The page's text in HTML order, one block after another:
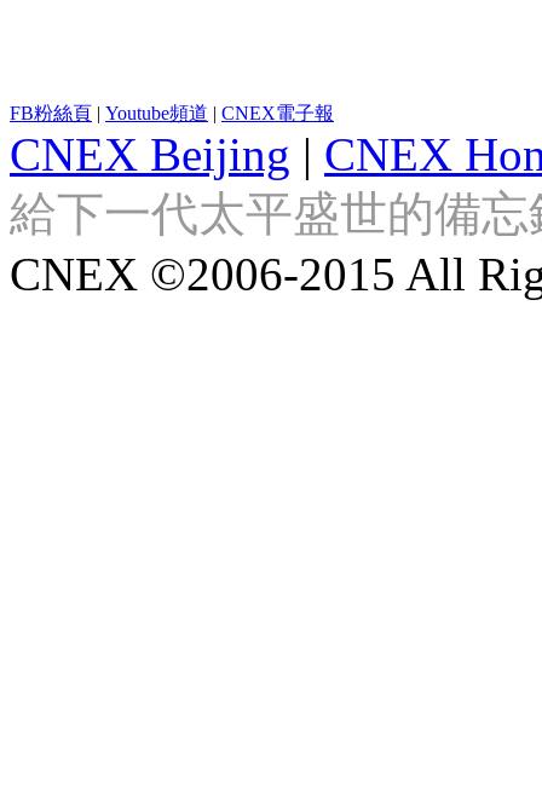
FB粉絲頁 | Youtube頻道 | CNEX電子報
CNEX Beijing | CNEX
給下一代太平盛世的備忘
CNEX ©2006-2015 All